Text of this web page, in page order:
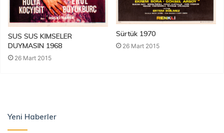
SUS SUS KIMSELER
DUYMASIN 1968
26 Mart 2015
Sürtük 1970
26 Mart 2015
Yeni Haberler